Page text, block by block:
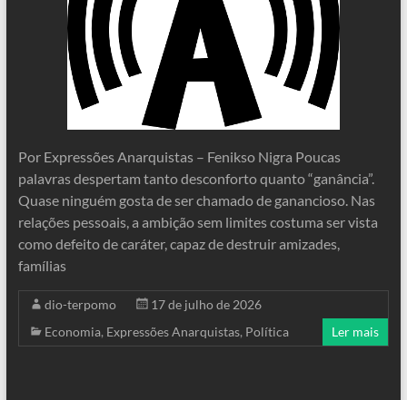
Por Expressões Anarquistas – Fenikso Nigra Poucas
palavras despertam tanto desconforto quanto “ganância”.
Quase ninguém gosta de ser chamado de ganancioso. Nas
relações pessoais, a ambição sem limites costuma ser vista
como defeito de caráter, capaz de destruir amizades,
famílias
dio-terpomo
17 de julho de 2026
Economia, Expressões Anarquistas, Política Ler mais